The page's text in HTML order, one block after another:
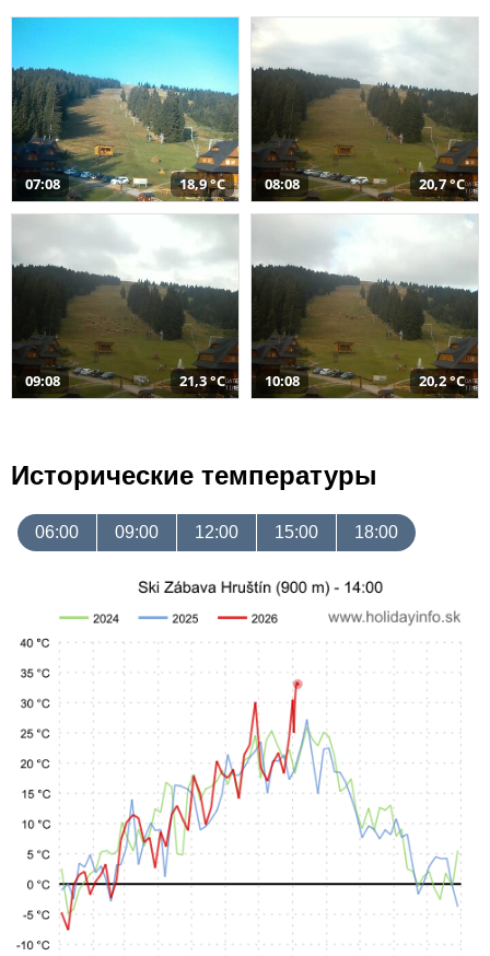
07:08 18,9 °C 08:08 20,7 °C
09:08 21,3 °C 10:08 20,2 °C
Исторические температуры
06:00 09:00 12:00 15:00 18:00